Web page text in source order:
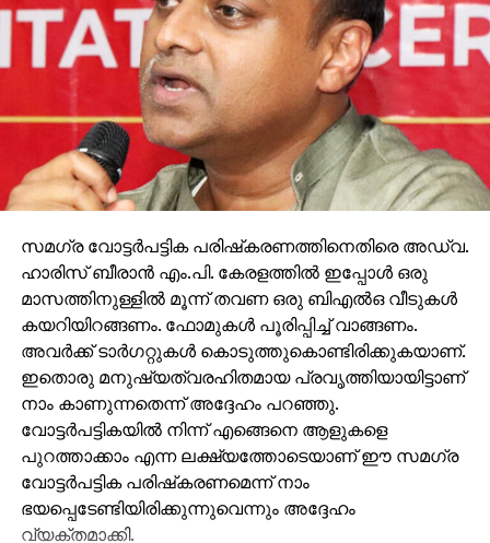
സമഗ്ര വോട്ടര്‍പട്ടിക പരിഷ്‌കരണത്തിനെതിരെ അഡ്വ.
ഹാരിസ് ബീരാന്‍ എം.പി. കേരളത്തില്‍ ഇപ്പോള്‍ ഒരു
മാസത്തിനുള്ളില്‍ മൂന്ന് തവണ ഒരു ബിഎല്‍ഒ വീടുകള്‍
കയറിയിറങ്ങണം. ഫോമുകള്‍ പൂരിപ്പിച്ച് വാങ്ങണം.
അവര്‍ക്ക് ടാര്‍ഗറ്റുകള്‍ കൊടുത്തുകൊണ്ടിരിക്കുകയാണ്.
ഇതൊരു മനുഷ്യത്വരഹിതമായ പ്രവൃത്തിയായിട്ടാണ്
നാം കാണുന്നതെന്ന് അദ്ദേഹം പറഞ്ഞു.
വോട്ടര്‍പട്ടികയില്‍ നിന്ന് എങ്ങെനെ ആളുകളെ
പുറത്താക്കാം എന്ന ലക്ഷ്യത്തോടെയാണ് ഈ സമഗ്ര
വോട്ടര്‍പട്ടിക പരിഷ്‌കരണമെന്ന് നാം
ഭയപ്പെടേണ്ടിയിരിക്കുന്നുവെന്നും അദ്ദേഹം
വ്യക്തമാക്കി.